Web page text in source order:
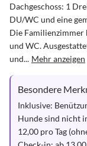
Dachgeschoss: 1
DU/WC und eine
Die Familienzimmer
und WC.
und... Mehr anzeigen
Besondere
Inklusive:
Hunde sind nicht
12,00 pro Tag